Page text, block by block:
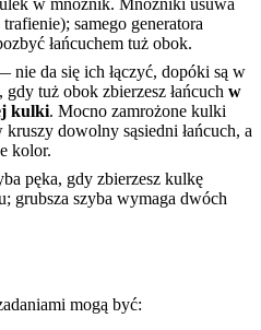
w mnożnik. Mnożniki usuwa
samego generatora
łańcuchem tuż obok.
nie da się ich łączyć, dopóki są w
tuż obok zbierzesz łańcuch w
kulki. Mocno zamrożone kulki
dowolny sąsiedni łańcuch, a
kolor.
pęka, gdy zbierzesz kulkę
grubsza szyba wymaga dwóch
mogą być: